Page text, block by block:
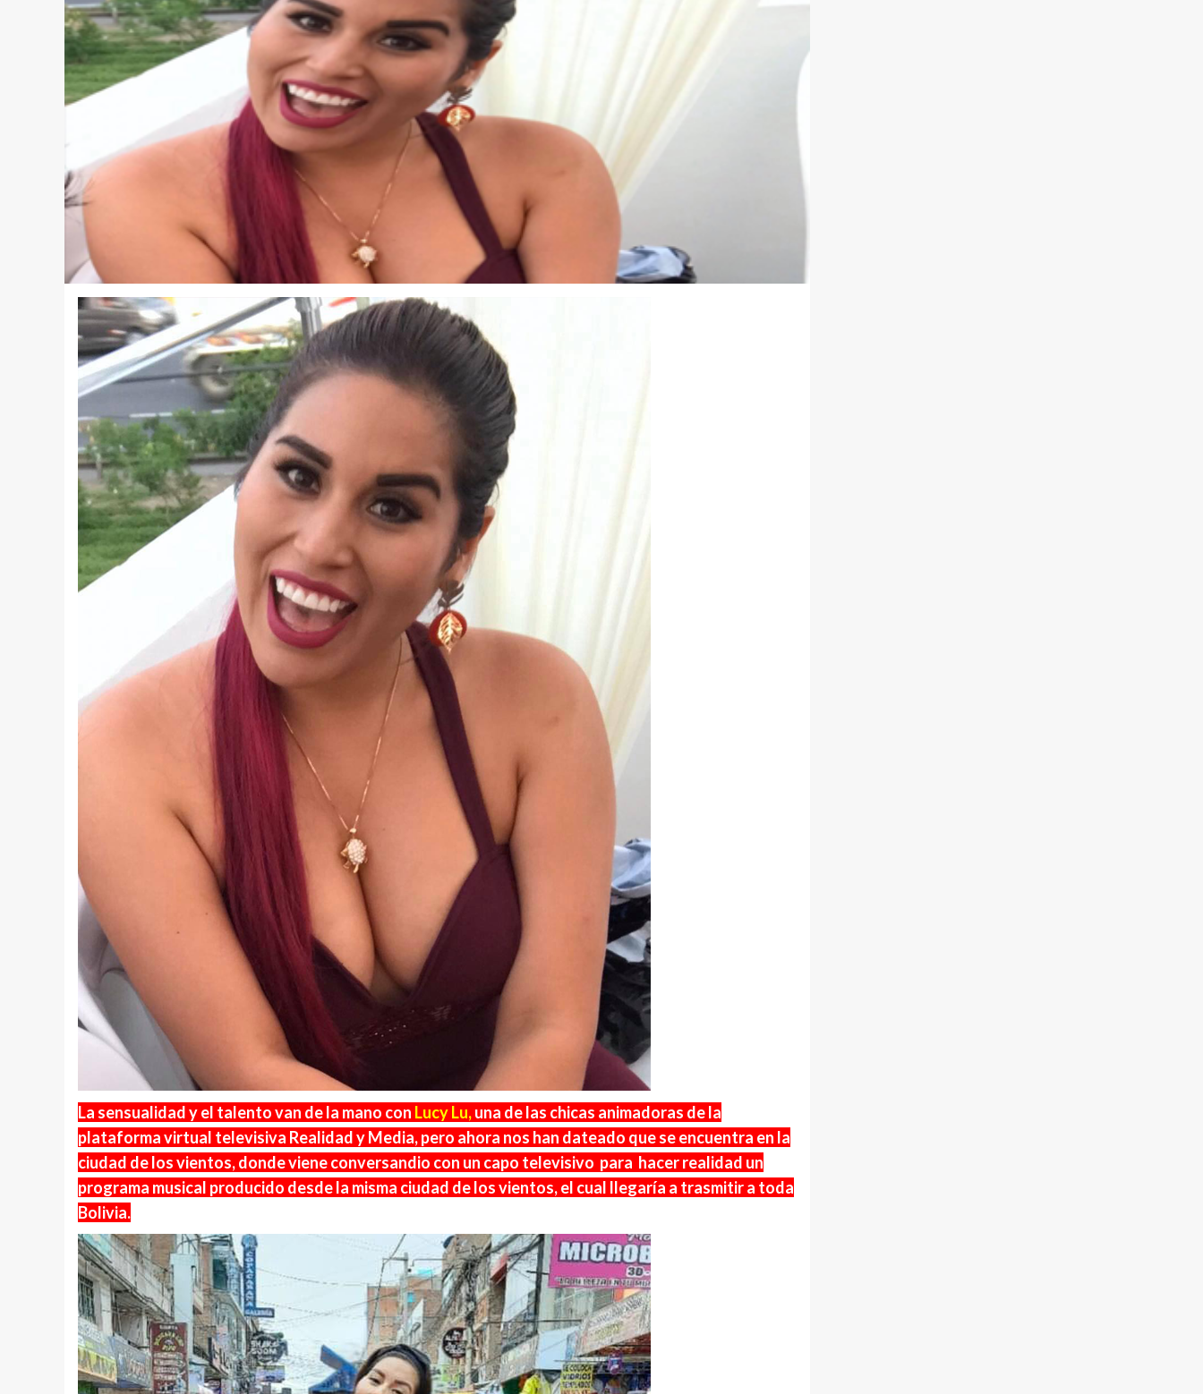
La sensualidad y el talento van de la mano con Lucy Lu,una de las chicas animadoras de la
plataforma virtual televisiva Realidad y Media, pero ahora nos han dateado que se encuentra en la
ciudad de los vientos, donde viene conversandio con un capo televisivo para hacer realidad un
programa musical producido desde la misma ciudad de los vientos, el cual llegaría a trasmitir a toda
Bolivia.